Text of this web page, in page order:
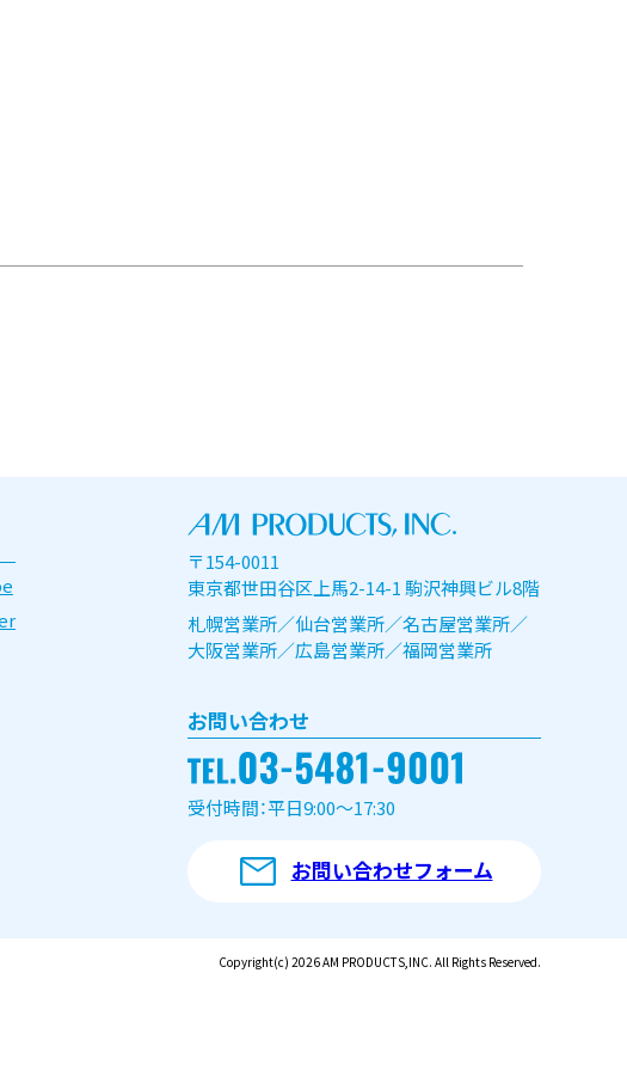
〒154-0011
東京都世田谷区上馬2-14-1 駒沢神興ビル8階
札幌営業所／仙台営業所／名古屋営業所／
大阪営業所／広島営業所／福岡営業所
お問い合わせ
受付時間：平日9:00～17:30
お問い合わせフォーム
Copyright(c) 2026 AM PRODUCTS,INC. All Rights Reserved.